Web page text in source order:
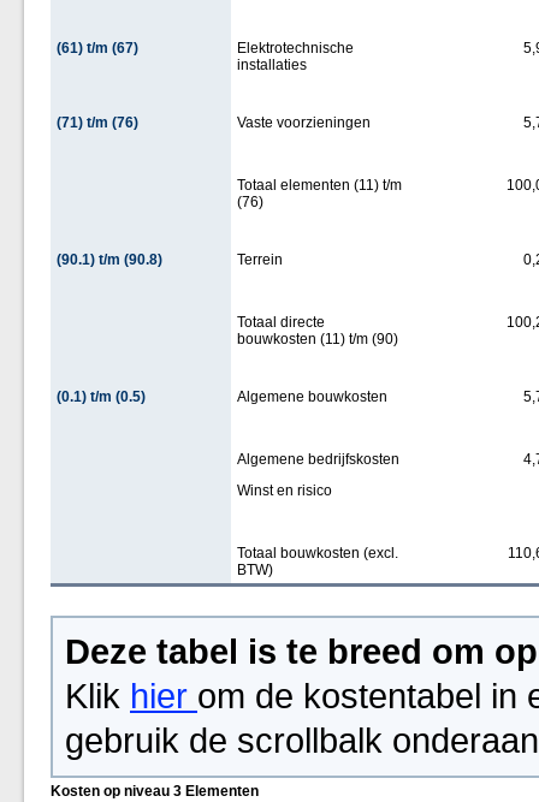
(61) t/m (67)
Elektrotechnische
installaties
(71) t/m (76) Vaste voorzieningen
Totaal elementen (11) t/m
(76)
(90.1) t/m (90.8) Terrein
Totaal directe
bouwkosten (11) t/m (90)
(0.1) t/m (0.5) Algemene bouwkosten
Algemene bedrijfskosten
Winst en risico
Totaal bouwkosten (excl.
BTW)
Deze tabel is te breed om
Klik hier om de kostentabel in
gebruik de scrollbalk
Kosten op niveau 3 Elementen